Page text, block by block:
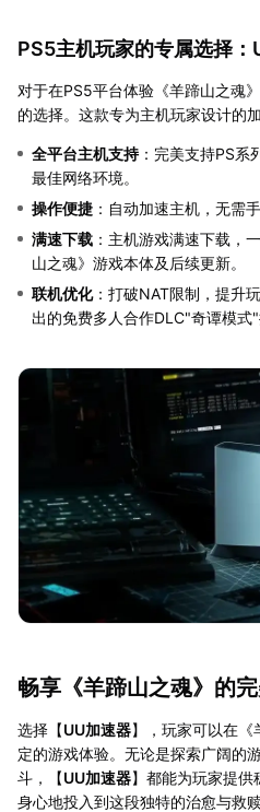
PS5主机玩家的专属选择：
对于在PS5平台体验《羊蹄山之魂
的选择。这款专为主机玩家设计的
全平台主机支持：完美支持PS系
最佳网络环境。
操作便捷 ：自动加速主机，无需
满速下载 ：主机游戏满速下载，
山之魂》游戏本体及后续更新。
联机优化：打破NAT限制，提升
出的免费多人合作DLC"奇谭模式"
畅享《羊蹄山之魂》的
选择【UU加速器】，玩家可以在
定的游戏体验。无论是探索广阔的
斗，【UU加速器】都能为玩家提
身心地投入到这段独特的治愈与救赎